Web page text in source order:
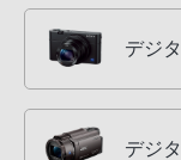
デジ
デジ